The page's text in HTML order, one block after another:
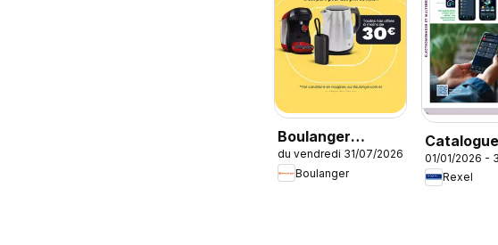
Boulanger
Catalogue des
produits
du vendredi 31/07/2026
Boulanger
Catalogue
01/01/2026 -
Rexel